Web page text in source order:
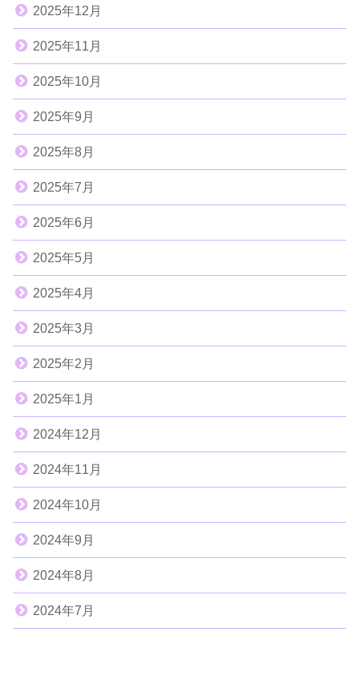
2025年12月
2025年11月
2025年10月
2025年9月
2025年8月
2025年7月
2025年6月
2025年5月
2025年4月
2025年3月
2025年2月
2025年1月
2024年12月
2024年11月
2024年10月
2024年9月
2024年8月
2024年7月